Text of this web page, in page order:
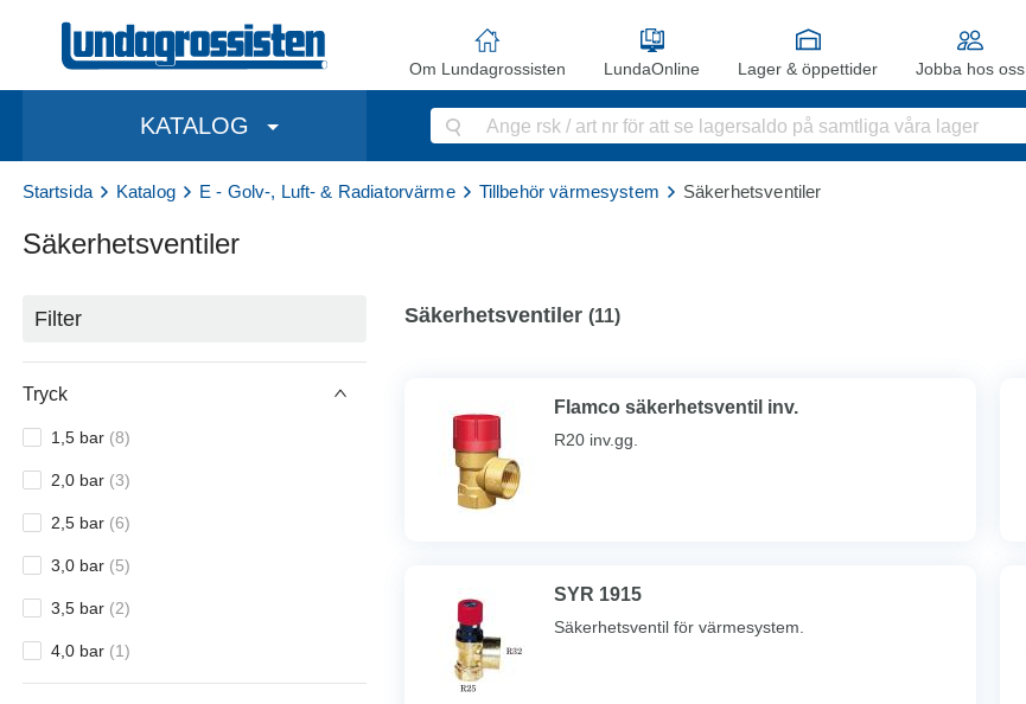
Om Lundagrossisten LundaOnline Lager & öppettider Jobba hos oss
KATALOG
Startsida Katalog E - Golv-, Luft- & Radiatorvärme Tillbehör värmesystem Säkerhetsventiler
Säkerhetsventiler
Filter
Tryck
1,5 bar (8)
2,0 bar (3)
2,5 bar (6)
3,0 bar (5)
3,5 bar (2)
4,0 bar (1)
Säkerhetsventiler (11)
Flamco säkerhetsventil inv.
R20 inv.gg.
SYR 1915
Säkerhetsventil för värmesystem.